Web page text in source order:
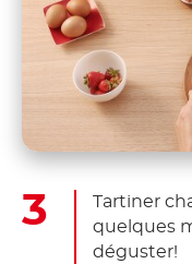
Tartiner
quelques
déguster!